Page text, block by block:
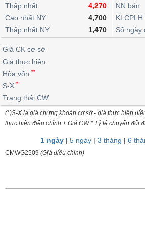
lỗ
dịch
nội
Niên
giám
Tài
liệu
cổ
Định
giá
ngoài
doanh
Top
cổ
phiếu
ngành
dịch
Chứng
quyền
quan
Thống
giao
dịch
Thống
giao
dịch
Tin
tức
Phân
tích
kỹ
thuật
trực
tuyến
Bộ
lọc
cổ
So
Vĩ
mô
lai
Chứng
quyền
Trái
phiếu
IR
Awards
tạo
Dịch
vụ
Thấp nhất
4,270
Cao nhất NY
4,700
Thấp nhất NY
1,470
NN bán
KLCPLH
Số ngày
Giá CK cơ sở
Giá thực hiện
Hòa vốn **
S-X *
Trạng thái CW
(*)S-X là giá chứng khoán cơ sở - giá thực hiện
thực hiện điều chỉnh + Giá CW * Tỷ lệ chuyển đổi
1 ngày| 5 ngày| 3 tháng | 6
CMWG2509 (Giá điều chỉnh)
BẤT
ĐỘNG
SẢN
TÀI
CHÍNH
HÀNG